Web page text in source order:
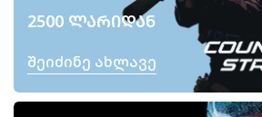
2500 ᲚᲐᲠᲘᲓᲐᲜ
Შეიძინე Ახლავე